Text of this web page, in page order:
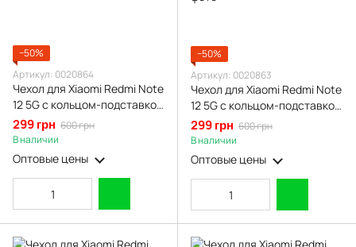
−50%
Артикул: 0020864
Чехол для Xiaomi Redmi Note
12 5G с кольцом-подставкой
с золотой окантовкой на
редми нот 12 пудровый gs1
299 грн 600 грн
В наличии
Оптовые цены
−50%
Артикул: 0020863
Чехол для Xiaomi Redmi Note
12 5G с кольцом-подставкой
с золотой окантовкой на
редми нот 12 бирюзовый gs1
299 грн 600 грн
В наличии
Оптовые цены